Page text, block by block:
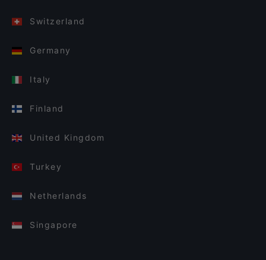
Switzerland
Germany
Italy
Finland
United Kingdom
Turkey
Netherlands
Singapore